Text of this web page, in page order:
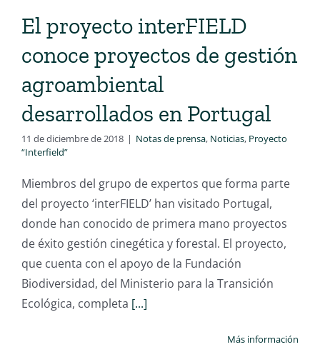
El proyecto interFIELD
conoce proyectos de gestión
agroambiental
desarrollados en Portugal
11 de diciembre de 2018 | Notas de prensa, Noticias, Proyecto
“Interfield”
Miembros del grupo de expertos que forma parte
del proyecto ‘interFIELD’ han visitado Portugal,
donde han conocido de primera mano proyectos
de éxito gestión cinegética y forestal. El proyecto,
que cuenta con el apoyo de la Fundación
Biodiversidad, del Ministerio para la Transición
Ecológica, completa [...]
Más información